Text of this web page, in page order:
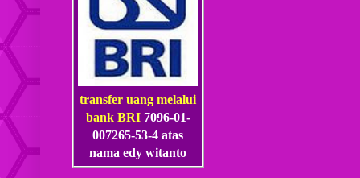
transfer uang melalui
bank BRI 7096-01-
007265-53-4 atas
nama edy witanto